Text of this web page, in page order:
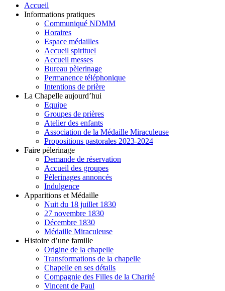
Accueil
Informations pratiques
Communiqué NDMM
Horaires
Espace médailles
Accueil spirituel
Accueil messes
Bureau pèlerinage
Permanence téléphonique
Intentions de prière
La Chapelle aujourd’hui
Equipe
Groupes de prières
Atelier des enfants
Association de la Médaille Miraculeuse
Propositions pastorales 2023-2024
Faire pèlerinage
Demande de réservation
Accueil des groupes
Pèlerinages annoncés
Indulgence
Apparitions et Médaille
Nuit du 18 juillet 1830
27 novembre 1830
Décembre 1830
Médaille Miraculeuse
Histoire d’une famille
Origine de la chapelle
Transformations de la chapelle
Chapelle en ses détails
Compagnie des Filles de la Charité
Vincent de Paul